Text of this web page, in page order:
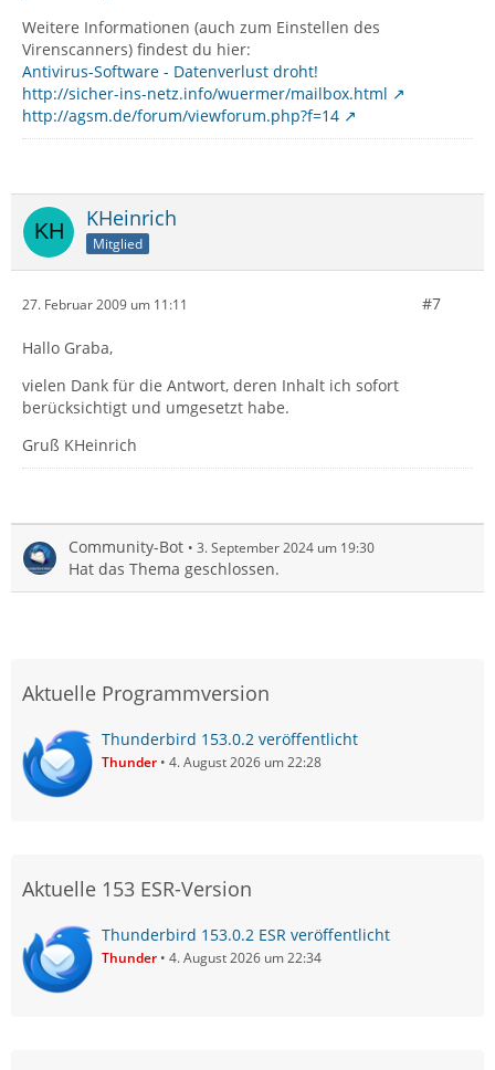
Weitere Informationen (auch zum Einstellen des
Virenscanners) findest du hier:
Antivirus-Software - Datenverlust droht!
http://sicher-ins-netz.info/wuermer/mailbox.html
http://agsm.de/forum/viewforum.php?f=14
KHeinrich
Mitglied
27. Februar 2009 um 11:11 #7
Hallo Graba,
vielen Dank für die Antwort, deren Inhalt ich sofort
berücksichtigt und umgesetzt habe.
Gruß KHeinrich
Community-Bot 3. September 2024 um 19:30
Hat das Thema geschlossen.
Aktuelle Programmversion
Thunderbird 153.0.2 veröffentlicht
Thunder 4. August 2026 um 22:28
Aktuelle 153 ESR-Version
Thunderbird 153.0.2 ESR veröffentlicht
Thunder 4. August 2026 um 22:34